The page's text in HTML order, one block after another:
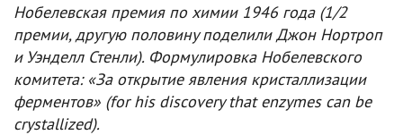
Нобелевская премия по химии 1946 года (1/2
премии, другую половину поделили Джон Нортроп
и Уэнделл Стенли). Формулировка Нобелевского
комитета: «За открытие явления кристаллизации
ферментов» (for his discovery that enzymes can be
crystallized).